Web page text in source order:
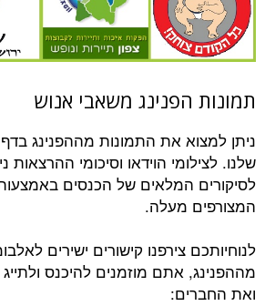
משאבי אנוש
את התמונות מההפנינג בדף הפייסבוק
הוידאו וסיכומי ההרצאות ניתן לגשת
המלאים של הכנסים באמצעות הקישורים
מעלה.
צירפנו קישורים ישירים לאלבומי התמונות
אתם מוזמנים להיכנס ולתייג את עצמכם